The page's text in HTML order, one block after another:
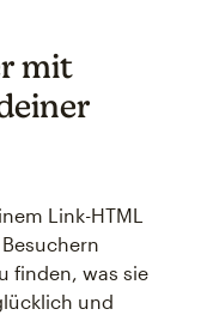
mit
Link-HTML
finden, was sie
und